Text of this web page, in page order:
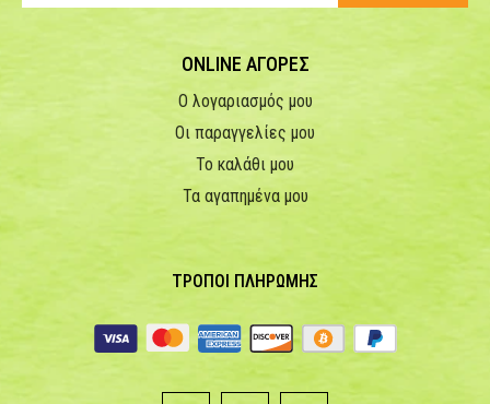
ONLINE ΑΓΟΡΕΣ
Ο λογαριασμός μου
Οι παραγγελίες μου
Το καλάθι μου
Τα αγαπημένα μου
ΤΡΟΠΟΙ ΠΛΗΡΩΜΗΣ